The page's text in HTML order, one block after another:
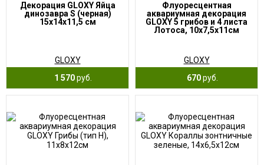
Декорация GLOXY Яйца
динозавра S (черная)
15х14х11,5 см
GLOXY
1 570руб.
Флуоресцентная
аквариумная декорация
GLOXY 5 грибов и 4 листа
Лотоса, 10х7,5х11см
GLOXY
670руб.